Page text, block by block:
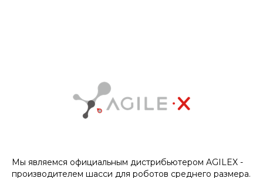
Мы являемся официальным дистрибьютером AGILEX -
производителем шасси для роботов среднего размера.